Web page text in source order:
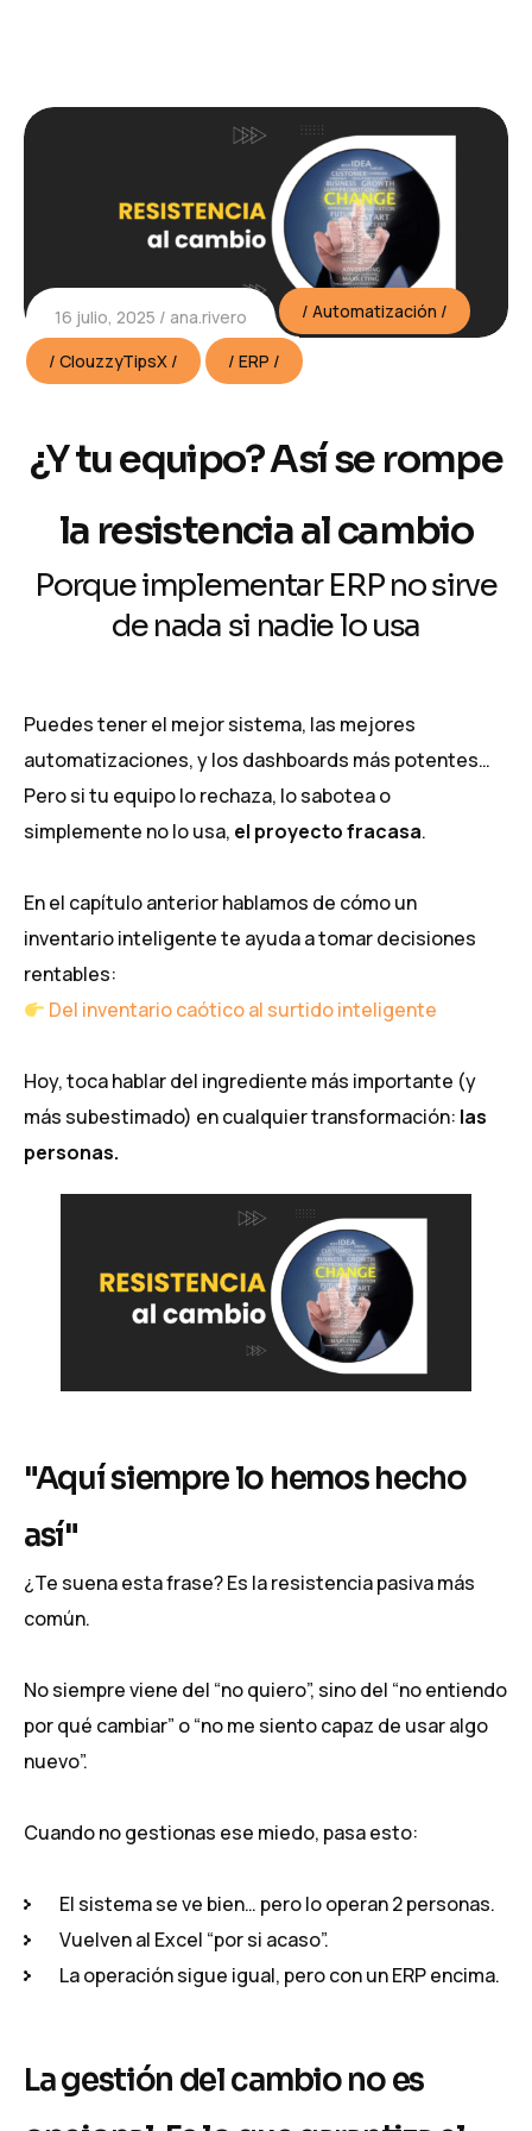
16 julio, 2025 ana.rivero Automatización
ClouzzyTipsX ERP
¿Y tu equipo? Así se rompe
la resistencia al cambio
Porque implementar ERP no sirve
de nada si nadie lo usa
Puedes tener el mejor sistema, las mejores
automatizaciones, y los dashboards más potentes…
Pero si tu equipo lo rechaza, lo sabotea o
simplemente no lo usa, el proyecto fracasa.
En el capítulo anterior hablamos de cómo un
inventario inteligente te ayuda a tomar decisiones
rentables:
Del inventario caótico al surtido inteligente
Hoy, toca hablar del ingrediente más importante (y
más subestimado) en cualquier transformación: las
personas.
"Aquí siempre lo hemos hecho
así"
¿Te suena esta frase? Es la resistencia pasiva más
común.
No siempre viene del “no quiero”, sino del “no entiendo
por qué cambiar” o “no me siento capaz de usar algo
nuevo”.
Cuando no gestionas ese miedo, pasa esto:
El sistema se ve bien… pero lo operan 2 personas.
Vuelven al Excel “por si acaso”.
La operación sigue igual, pero con un ERP encima.
La gestión del cambio no es